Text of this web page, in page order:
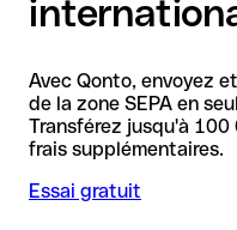
Avec Qonto, envoyez
de la zone SEPA en
Transférez jusqu'à
frais supplémentaires.
Essai gratuit